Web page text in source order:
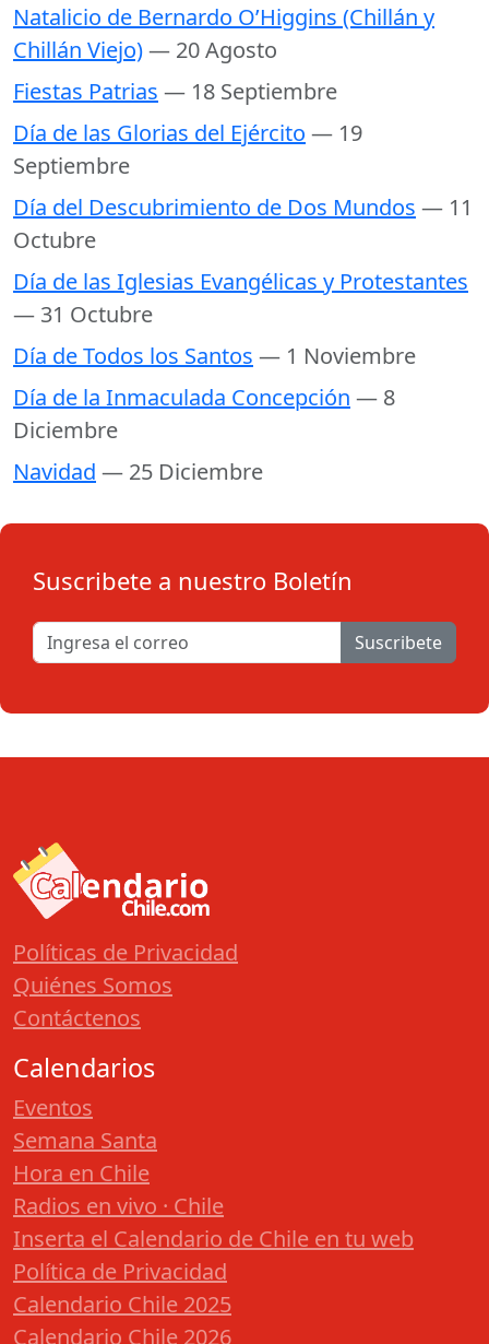
Natalicio de Bernardo O’Higgins (Chillán y
Chillán Viejo)— 20 Agosto
Fiestas Patrias — 18 Septiembre
Día de las Glorias del Ejército — 19
Septiembre
Día del Descubrimiento de Dos Mundos — 11
Octubre
Día de las Iglesias Evangélicas y Protestantes
— 31 Octubre
Día de Todos los Santos — 1 Noviembre
Día de la Inmaculada Concepción — 8
Diciembre
Navidad — 25 Diciembre
Suscribete a nuestro Boletín
Suscribete
Políticas de Privacidad
Quiénes Somos
Contáctenos
Calendarios
Eventos
Semana Santa
Hora en Chile
Radios en vivo · Chile
Inserta el Calendario de Chile en tu web
Política de Privacidad
Calendario Chile 2025
Calendario Chile 2026